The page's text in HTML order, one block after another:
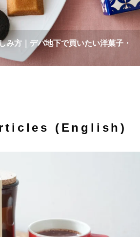
み方｜デパ地下で買いたい洋菓子・
(English)